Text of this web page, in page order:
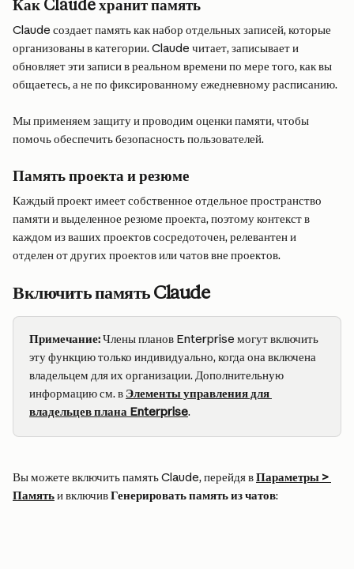
Как Claude хранит память
Claude создает память как набор отдельных записей, которые
организованы в категории. Claude читает, записывает и
обновляет эти записи в реальном времени по мере того, как вы
общаетесь, а не по фиксированному ежедневному расписанию.
Мы применяем защиту и проводим оценки памяти, чтобы
помочь обеспечить безопасность пользователей.
Память проекта и резюме
Каждый проект имеет собственное отдельное пространство
памяти и выделенное резюме проекта, поэтому контекст в
каждом из ваших проектов сосредоточен, релевантен и
отделен от других проектов или чатов вне проектов.
Включить память Claude
Примечание: Члены планов Enterprise могут включить
эту функцию только индивидуально, когда она включена
владельцем для их организации. Дополнительную
информацию см. в Элементы управления для
владельцев плана Enterprise.
Вы можете включить память Claude, перейдя в Параметры >
Память и включив Генерировать память из чатов: